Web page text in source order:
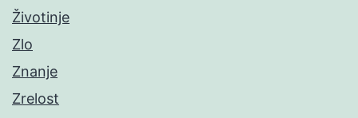
Životinje
Zlo
Znanje
Zrelost